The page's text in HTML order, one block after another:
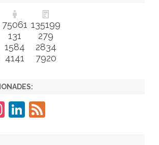
75061 135199
131
279
1584
2834
4141 7920
In Li